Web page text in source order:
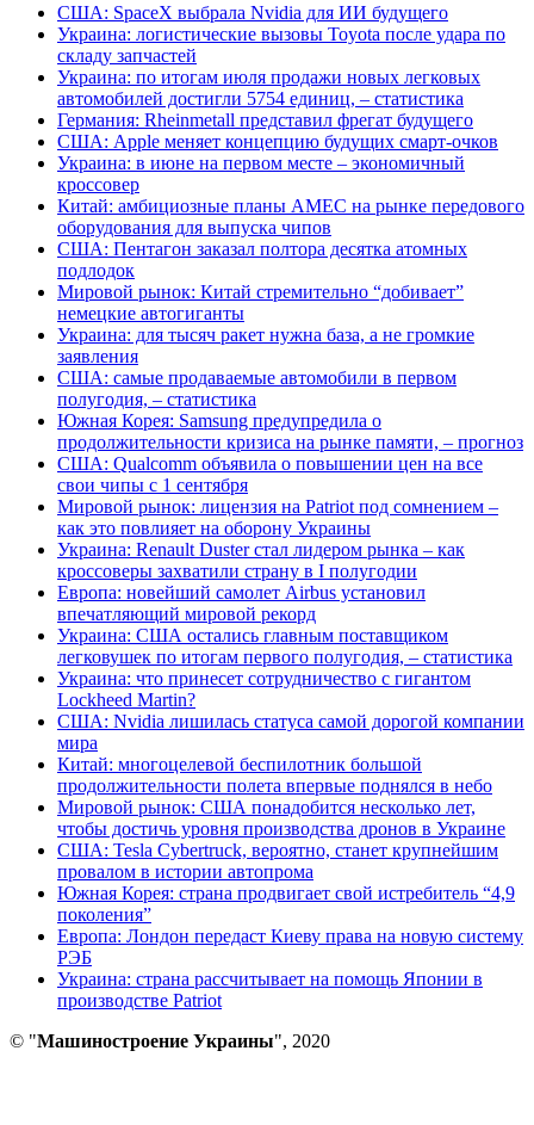
США: SpaceX выбрала Nvidia для ИИ будущего
Украина: логистические вызовы Toyota после удара по
складу запчастей
Украина: по итогам июля продажи новых легковых
автомобилей достигли 5754 единиц, – статистика
Германия: Rheinmetall представил фрегат будущего
США: Apple меняет концепцию будущих смарт-очков
Украина: в июне на первом месте – экономичный
кроссовер
Китай: амбициозные планы AMEC на рынке передового
оборудования для выпуска чипов
США: Пентагон заказал полтора десятка атомных
подлодок
Мировой рынок: Китай стремительно “добивает”
немецкие автогиганты
Украина: для тысяч ракет нужна база, а не громкие
заявления
США: самые продаваемые автомобили в первом
полугодия, – статистика
Южная Корея: Samsung предупредила о
продолжительности кризиса на рынке памяти, – прогноз
США: Qualcomm объявила о повышении цен на все
свои чипы с 1 сентября
Мировой рынок: лицензия на Patriot под сомнением –
как это повлияет на оборону Украины
Украина: Renault Duster стал лидером рынка – как
кроссоверы захватили страну в I полугодии
Европа: новейший самолет Airbus установил
впечатляющий мировой рекорд
Украина: США остались главным поставщиком
легковушек по итогам первого полугодия, – статистика
Украина: что принесет сотрудничество с гигантом
Lockheed Martin?
США: Nvidia лишилась статуса самой дорогой компании
мира
Китай: многоцелевой беспилотник большой
продолжительности полета впервые поднялся в небо
Мировой рынок: США понадобится несколько лет,
чтобы достичь уровня производства дронов в Украине
США: Tesla Cybertruck, вероятно, станет крупнейшим
провалом в истории автопрома
Южная Корея: страна продвигает свой истребитель “4,9
поколения”
Европа: Лондон передаст Киеву права на новую систему
РЭБ
Украина: страна рассчитывает на помощь Японии в
производстве Patriot
© "Машиностроение Украины", 2020